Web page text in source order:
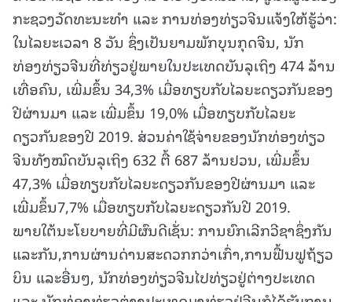
ກະຊວງວັດທະນະທຳ ແລະ ການທ່ອງທ່ຽວຈີນແຈ້ງໃຫ້ຮູ້ວ່າ:
ໃນໄລຍະເວລາ 8 ວັນ ຊຶ່ງເປັນຍາມພັກບຸນກຸດຈີນ, ນັກ
ທ່ອງທ່ຽວຈີນທີ່ທ່ຽວຢູ່ພາຍໃນປະເທດບັນລຸເຖິງ 474 ລ້ານ
ເທື່ອຄົນ, ເພີ່ມຂຶ້ນ 34,3% ເມື່ອທຽບກັບໄລຍະດຽວກັນຂອງ
ປີຜ່ານມາ ແລະ ເພີ່ມຂຶ້ນ 19,0% ເມື່ອທຽບກັບໄລຍະ
ດຽວກັນຂອງປີ 2019. ສ່ວນຄ່າໃຊ້ຈ່າຍຂອງນັກທ່ອງທ່ຽວ
ຈີນທັງໝົດບັນລຸເຖິງ 632 ຕື້ 687 ລ້ານຢວນ, ເພີ່ມຂຶ້ນ
47,3% ເມື່ອທຽບກັບໄລຍະດຽວກັນຂອງປີຜ່ານມາ ແລະ
ເພີ່ມຂຶ້ນ7,7% ເມື່ອທຽບກັບໄລຍະດຽວກັນປີ 2019.
ພາຍໃຕ້ນະໂຍບາຍທີ່ມີຜົນດີເຊັ່ນ: ການຍົກເລີກວີຊາຊຶ່ງກັນ
ແລະກັນ,ການຜ່ານດ່ານສະດວກກວ່າເກົ່າ,ການຟື້ນຟູຖ້ຽວ
ບິນ ແລະອື່ນໆ, ນັກທ່ອງທ່ຽວຈີນໄປທ່ຽວຢູ່ຕ່າງປະເທດ